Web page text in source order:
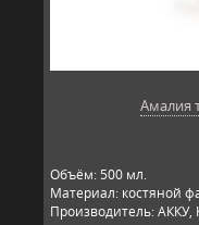
Амалия
Объём: 500 мл.
Материал: костяной
Производитель: АККУ,